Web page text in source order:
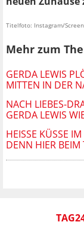
Titelfoto: Instagram/
Mehr zum
GERDA LEWIS
MITTEN IN DER
NACH LIEBES-
GERDA LEWIS
HEISSE KÜSSE
ENN HIER BEIM